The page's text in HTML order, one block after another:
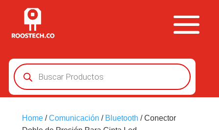
Búsqueda
de
productos
Home/Comunicación / Bluetooth / Conector